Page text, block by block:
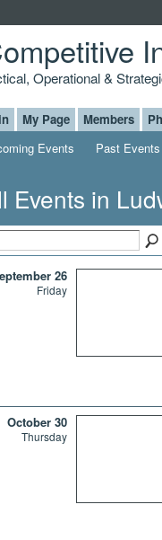
Operational &
My Page Members
Events
Past Events
Events in
26
Friday
October 30
Thursday